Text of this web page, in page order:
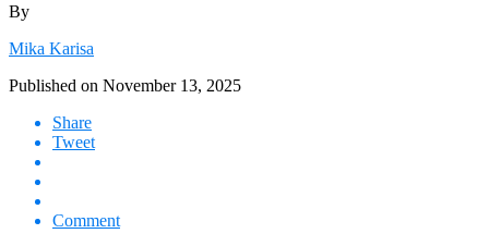
By
Mika Karisa
Published on November 13, 2025
Share
Tweet
Comment